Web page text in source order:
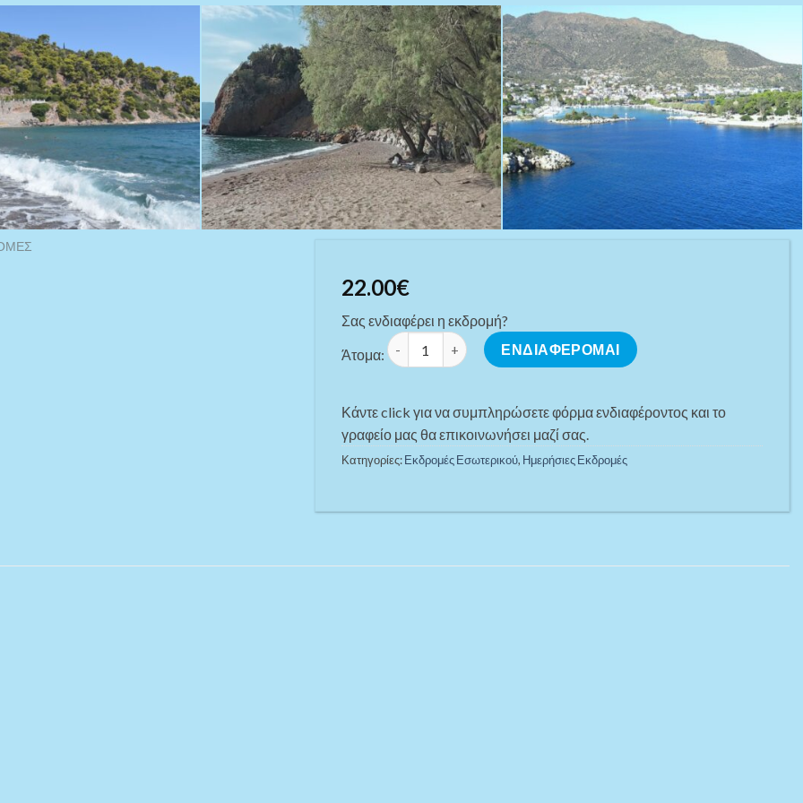
22.00€
Σας ενδιαφέρει η εκδρομή?
Άτομα:
ΜΕΘΑΝΑ | 13 Σεπτεμβρίου 2026 ποσότητα
ΕΝΔΙΑΦΕΡΟΜΑΙ
Κάντε click για να συμπληρώσετε φόρμα ενδιαφέροντος και το
γραφείο μας θα επικοινωνήσει μαζί σας.
Κατηγορίες:Εκδρομές Εσωτερικού, Ημερήσιες Εκδρομές